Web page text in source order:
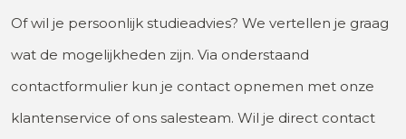
Of wil je persoonlijk studieadvies? We vertellen je graag
wat de mogelijkheden zijn. Via onderstaand
contactformulier kun je contact opnemen met onze
klantenservice of ons salesteam. Wil je direct contact